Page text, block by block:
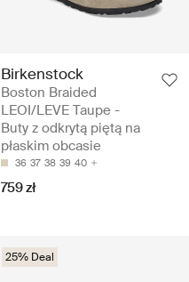
Birkenstock
Boston Braided
LEOI/LEVE Taupe -
Buty z odkrytą piętą na
płaskim obcasie
36 37 38 39 40
759 zł
25% Deal